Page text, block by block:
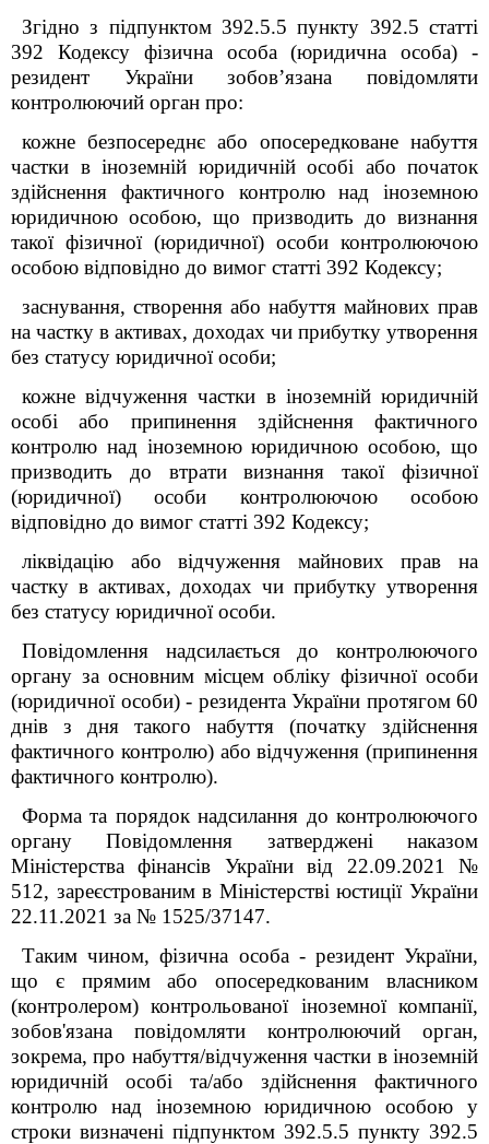
Згідно з підпунктом 392.5.5 пункту 392.5 статті
392 Кодексу фізична особа (юридична особа) -
резидент України зобов’язана повідомляти
контролюючий орган про:
кожне безпосереднє або опосередковане набуття
частки в іноземній юридичній особі або початок
здійснення фактичного контролю над іноземною
юридичною особою, що призводить до визнання
такої фізичної (юридичної) особи контролюючою
особою відповідно до вимог статті 392 Кодексу;
заснування, створення або набуття майнових прав
на частку в активах, доходах чи прибутку утворення
без статусу юридичної особи;
кожне відчуження частки в іноземній юридичній
особі або припинення здійснення фактичного
контролю над іноземною юридичною особою, що
призводить до втрати визнання такої фізичної
(юридичної) особи контролюючою особою
відповідно до вимог статті 392 Кодексу;
ліквідацію або відчуження майнових прав на
частку в активах, доходах чи прибутку утворення
без статусу юридичної особи.
Повідомлення надсилається до контролюючого
органу за основним місцем обліку фізичної особи
(юридичної особи) - резидента України протягом 60
днів з дня такого набуття (початку здійснення
фактичного контролю) або відчуження (припинення
фактичного контролю).
Форма та порядок надсилання до контролюючого
органу Повідомлення затверджені наказом
Міністерства фінансів України від 22.09.2021 №
512, зареєстрованим в Міністерстві юстиції України
22.11.2021 за № 1525/37147.
Таким чином, фізична особа - резидент України,
що є прямим або опосередкованим власником
(контролером) контрольованої іноземної компанії,
зобов'язана повідомляти контролюючий орган,
зокрема, про набуття/відчуження частки в іноземній
юридичній особі та/або здійснення фактичного
контролю над іноземною юридичною особою у
строки визначені підпунктом 392.5.5 пункту 392.5